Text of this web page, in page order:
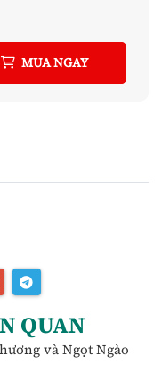
MUA NGAY
QUAN
và Ngọt Ngào